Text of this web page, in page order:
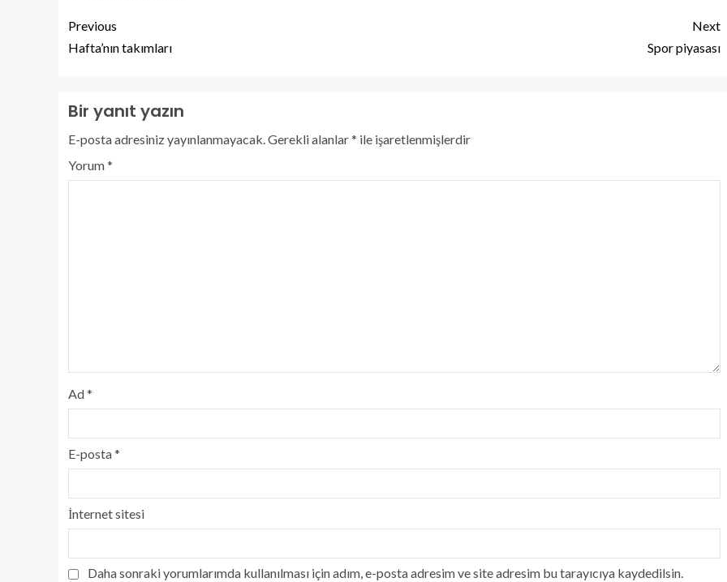
Previous
Hafta’nın takımları
Next
Spor piyasası
Bir yanıt yazın
E-posta adresiniz yayınlanmayacak.Gerekli alanlar* ile işaretlenmişlerdir
Yorum*
Ad*
E-posta*
İnternet sitesi
Daha sonraki yorumlarımda kullanılması için adım, e-posta adresim ve site adresim bu tarayıcıya kaydedilsin.